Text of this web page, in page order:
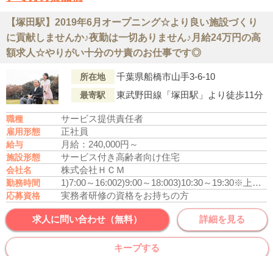
【塚田駅】2019年6月オープニング☆より良い施設づくり
に貢献しませんか♪夜勤は一切ありません♪月給24万円の高
額求人☆やりがい十分のサ責のお仕事です◎
所在地 千葉県船橋市山手3-6-10
最寄駅 東武野田線「塚田駅」より徒歩11分
職種 サービス提供責任者
雇用形態 正社員
給与 月給：240,000円～
施設形態 サービス付き高齢者向け住宅
会社名 株式会社ＨＣＭ
勤務時間 1)7:00～16:002)9:00～18:003)10:30～19:30※上記勤務のフルシフト制
応募資格 実務者研修の資格をお持ちの方
求人に問い合わせ（無料） 詳細を見る
キープする